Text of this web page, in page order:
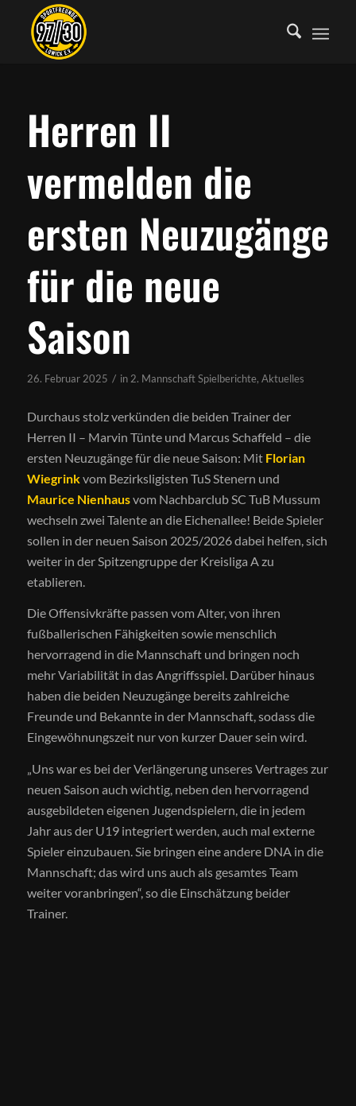
Herren II
vermelden die
ersten Neuzugänge
für die neue
Saison
26. Februar 2025 / in 2. Mannschaft Spielberichte, Aktuelles
Durchaus stolz verkünden die beiden Trainer der
Herren II – Marvin Tünte und Marcus Schaffeld – die
ersten Neuzugänge für die neue Saison: Mit Florian
Wiegrinkvom Bezirksligisten TuS Stenern und
Maurice Nienhausvom Nachbarclub SC TuB Mussum
wechseln zwei Talente an die Eichenallee! Beide Spieler
sollen in der neuen Saison 2025/2026 dabei helfen, sich
weiter in der Spitzengruppe der Kreisliga A zu
etablieren.
Die Offensivkräfte passen vom Alter, von ihren
fußballerischen Fähigkeiten sowie menschlich
hervorragend in die Mannschaft und bringen noch
mehr Variabilität in das Angriffsspiel. Darüber hinaus
haben die beiden Neuzugänge bereits zahlreiche
Freunde und Bekannte in der Mannschaft, sodass die
Eingewöhnungszeit nur von kurzer Dauer sein wird.
„Uns war es bei der Verlängerung unseres Vertrages zur
neuen Saison auch wichtig, neben den hervorragend
ausgebildeten eigenen Jugendspielern, die in jedem
Jahr aus der U19 integriert werden, auch mal externe
Spieler einzubauen. Sie bringen eine andere DNA in die
Mannschaft; das wird uns auch als gesamtes Team
weiter voranbringen“, so die Einschätzung beider
Trainer.